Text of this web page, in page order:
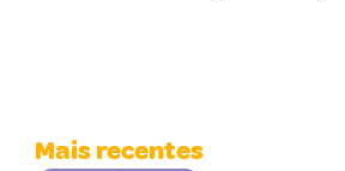
Mais recentes